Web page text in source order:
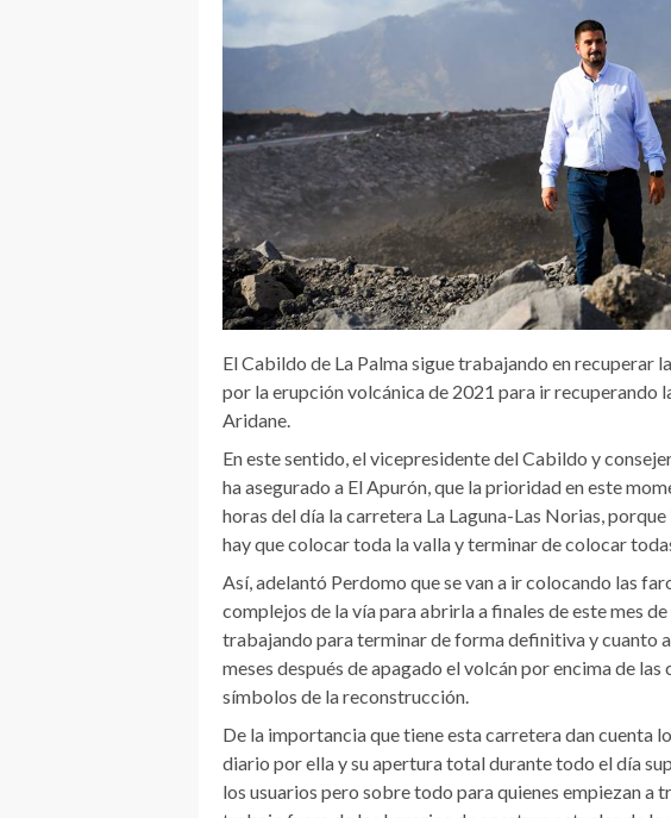
El Cabildo de La Palma sigue trabajando en recuperar
por la erupción volcánica de 2021 para ir recuperando
Aridane.
En este sentido, el vicepresidente del Cabildo y
ha asegurado a El Apurón, que la prioridad en este
horas del día la carretera La Laguna-Las Norias,
hay que colocar toda la valla y terminar de colocar
Así, adelantó Perdomo que se van a ir colocando las
complejos de la vía para abrirla a finales de este mes
trabajando para terminar de forma definitiva y cuanto
meses después de apagado el volcán por encima de
símbolos de la reconstrucción.
De la importancia que tiene esta carretera dan cuenta
diario por ella y su apertura total durante todo el día
los usuarios pero sobre todo para quienes empiezan a